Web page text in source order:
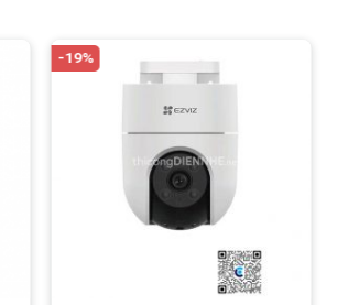
Camera - Bộ chuyển đổi
nguồn - Cáp nguồn - Tấm
mẫu khoan - Tấm gắn thiết bị
quy định - Hướng dẫn nhanh
-19%